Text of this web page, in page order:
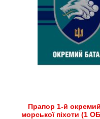
Прапор 1-й
морської піхоти (1